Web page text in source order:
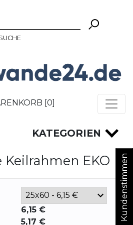
[0]
Kundenstimmen
KATEGORIEN
Keilrahmen EKO
6,15 €
5,17 €